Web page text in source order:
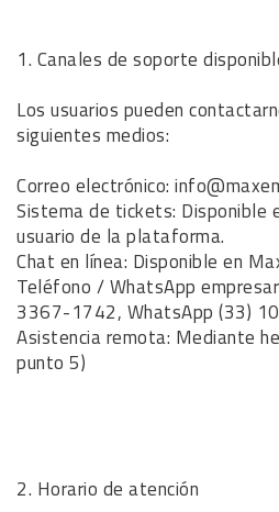
1. Canales de soporte
Los usuarios pueden
siguientes medios:
Correo electrónico:
Sistema de tickets: Disponible
usuario de la plataforma.
Chat en línea: Disponible en
Teléfono / WhatsApp
3367-1742, WhatsApp (33)
Asistencia remota: Mediante
punto 5)
2. Horario de atención